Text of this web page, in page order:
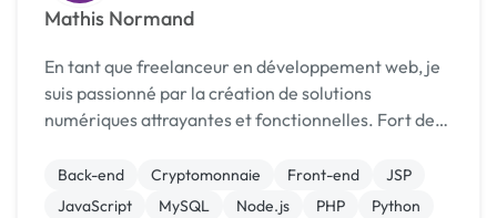
Mathis Normand
En tant que freelanceur en développement web, je
suis passionné par la création de solutions
numériques attrayantes et fonctionnelles. Fort de
j'ai acquis une expertise approfondie qui me permet
de r...
Back-end Cryptomonnaie Front-end
JSP
JavaScript
MySQL Node.js PHP
Python